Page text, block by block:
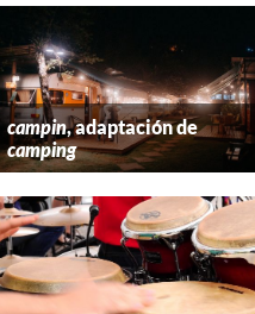
campin, adaptación de
camping